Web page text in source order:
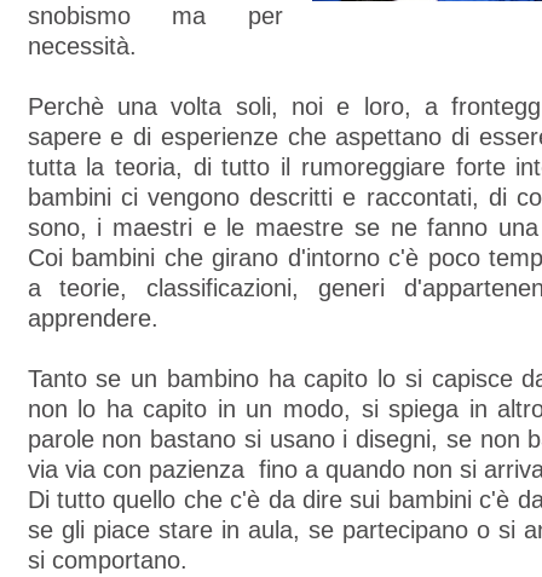
snobismo ma per
necessità.
Perchè una volta soli, noi e loro, a
sapere e di esperienze che aspettano di
tutta la teoria, di tutto il rumoreggiare forte
bambini ci vengono descritti e raccontati, di
sono, i maestri e le maestre se ne fanno
Coi bambini che girano d'intorno c'è poco
a teorie, classificazioni, generi
apprendere.
Tanto se un bambino ha capito lo si capisce
non lo ha capito in un modo, si spiega in
parole non bastano si usano i disegni, se non
via via con pazienza fino a quando non si
Di tutto quello che c'è da dire sui bambini c'è
se gli piace stare in aula, se partecipano o si
si comportano.